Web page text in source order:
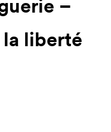
–
la liberté